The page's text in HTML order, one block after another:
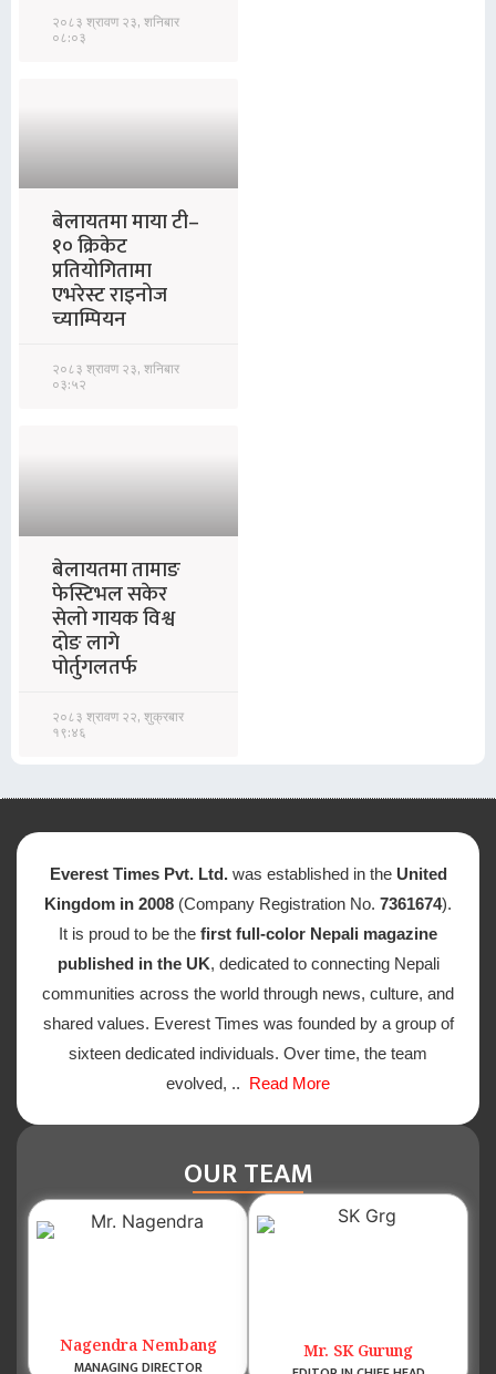
२०८३ श्रावण २३, शनिबार
०८:०३
बेलायतमा माया टी–
१० क्रिकेट
प्रतियोगितामा
एभरेस्ट राइनोज
च्याम्पियन
२०८३ श्रावण २३, शनिबार
०३:५२
बेलायतमा तामाङ
फेस्टिभल सकेर
सेलो गायक विश्व
दोङ लागे
पोर्तुगलतर्फ
२०८३ श्रावण २२, शुक्रबार
१९:४६
Everest Times Pvt. Ltd. was established in the United
Kingdom in 2008 (Company Registration No. 7361674).
It is proud to be the first full-color Nepali magazine
published in the UK, dedicated to connecting Nepali
communities across the world through news, culture, and
shared values. Everest Times was founded by a group of
sixteen dedicated individuals. Over time, the team
evolved, .. Read More
OUR TEAM
Nagendra Nembang
MANAGING DIRECTOR
Mr. SK Gurung